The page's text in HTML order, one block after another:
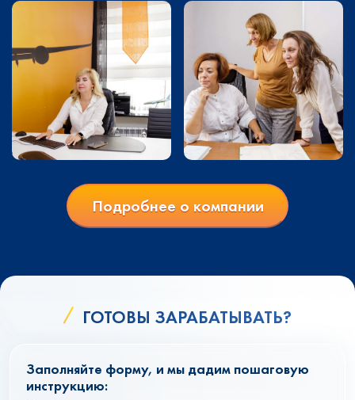
Подробнее о компании
ГОТОВЫ ЗАРАБАТЫВАТЬ?
Заполняйте форму, и мы дадим пошаговую
инструкцию: